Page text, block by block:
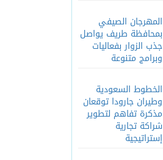
المهرجان الصيفي
بمحافظة طريف يواصل
جذب الزوار بفعاليات
وبرامج متنوعة
الخطوط السعودية
وطيران جارودا توقعان
مذكرة تفاهم لتطوير
شراكة تجارية
إستراتيجية